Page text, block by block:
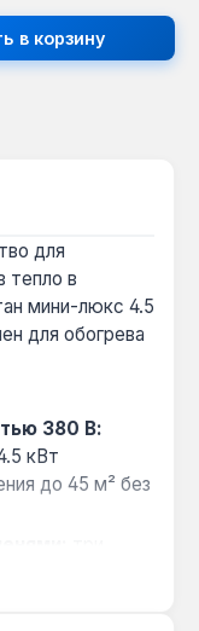
в корзину
для
тепло в
мини-люкс 4.5
для обогрева
380 В:
кВт
до 45 м² без
дают